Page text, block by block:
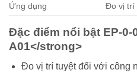
Ứng dụng Đo vị trí
Đặc điểm nổi bật EP-0-
A01</strong>
Đo vị trí tuyệt đối với công